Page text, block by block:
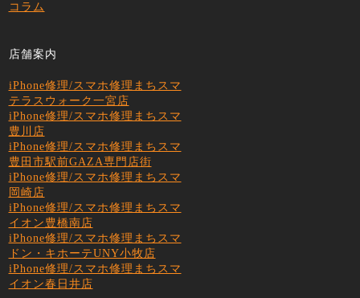
コラム
店舗案内
iPhone修理/スマホ修理まちスマ
テラスウォーク一宮店
iPhone修理/スマホ修理まちスマ
豊川店
iPhone修理/スマホ修理まちスマ
豊田市駅前GAZA専門店街
iPhone修理/スマホ修理まちスマ
岡崎店
iPhone修理/スマホ修理まちスマ
イオン豊橋南店
iPhone修理/スマホ修理まちスマ
ドン・キホーテUNY小牧店
iPhone修理/スマホ修理まちスマ
イオン春日井店